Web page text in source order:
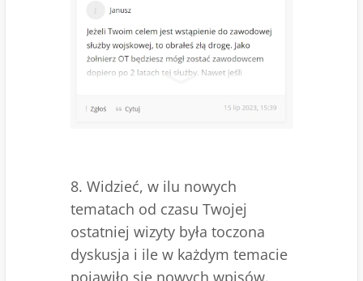
8. Widzieć, w ilu nowych
tematach od czasu Twojej
ostatniej wizyty była toczona
dyskusja i ile w każdym temacie